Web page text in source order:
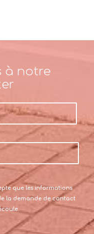
à notre
que les informations
la demande de contact